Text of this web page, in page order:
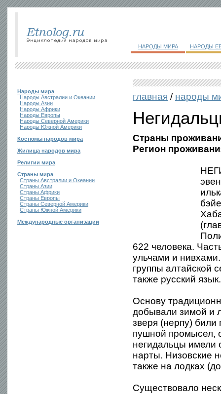
НАРОДЫ МИРА НАРОДЫ
Народы мира
Народы Австралии и Океании
Народы Азии
Народы Африки
Народы Европы
Народы Северной Америки
Народы Южной Америки
Костюмы народов мира
Жилища народов мира
Религии мира
Страны мира
Страны Австралии и Океании
Страны Азии
Страны Африки
Страны Европы
Страны Северной Америки
Страны Южной Америки
Международные организации
главная / народы
Страны
Регион
622 человека.
ульчами и
группы алтайской
также русский язык.
Основу
добывали зимой и
зверя (нерпу)
пушной промысел,
негидальцы имели
нарты. Низовские
также на лодках
Существовало